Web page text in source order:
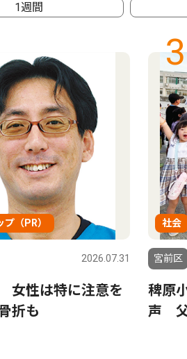
1週間
プ（PR）
2026.07.31
女性は特に注意を
折も
3
社会
宮前区
稗原
声 父